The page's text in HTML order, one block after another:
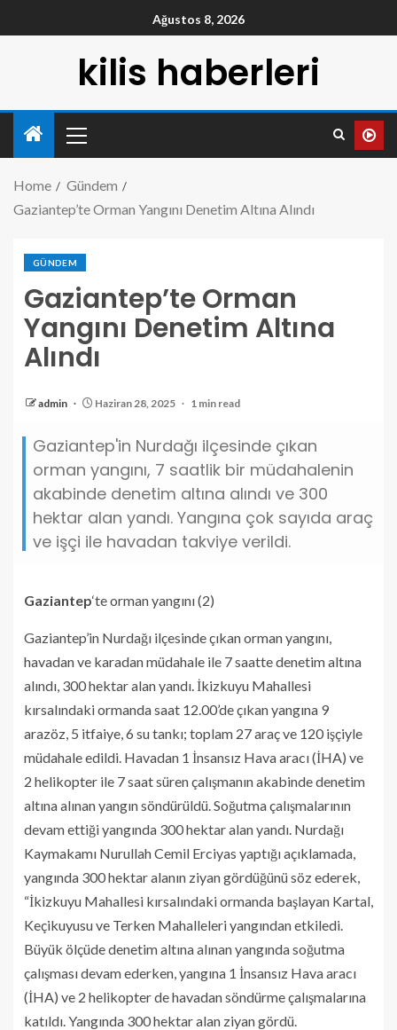
Ağustos 8, 2026
kilis haberleri
Home
Gündem
Gaziantep’te Orman Yangını Denetim Altına Alındı
GÜNDEM
Gaziantep’te Orman
Yangını Denetim Altına
Alındı
admin Haziran 28, 2025 1 min read
Gaziantep'in Nurdağı ilçesinde çıkan
orman yangını, 7 saatlik bir müdahalenin
akabinde denetim altına alındı ve 300
hektar alan yandı. Yangına çok sayıda araç
ve işçi ile havadan takviye verildi.
Gaziantep‘te orman yangını (2)
Gaziantep’in Nurdağı ilçesinde çıkan orman yangını,
havadan ve karadan müdahale ile 7 saatte denetim altına
alındı, 300 hektar alan yandı. İkizkuyu Mahallesi
kırsalındaki ormanda saat 12.00’de çıkan yangına 9
arazöz, 5 itfaiye, 6 su tankı; toplam 27 araç ve 120 işçiyle
müdahale edildi. Havadan 1 İnsansız Hava aracı (İHA) ve
2 helikopter ile 7 saat süren çalışmanın akabinde denetim
altına alınan yangın söndürüldü. Soğutma çalışmalarının
devam ettiği yangında 300 hektar alan yandı. Nurdağı
Kaymakamı Nurullah Cemil Erciyas yaptığı açıklamada,
yangında 300 hektar alanın ziyan gördüğünü söz ederek,
“İkizkuyu Mahallesi kırsalındaki ormanda başlayan Kartal,
Keçikuyusu ve Terken Mahalleleri yangından etkiledi.
Büyük ölçüde denetim altına alınan yangında soğutma
çalışması devam ederken, yangına 1 İnsansız Hava aracı
(İHA) ve 2 helikopter de havadan söndürme çalışmalarına
katıldı. Yangında 300 hektar alan ziyan gördü.